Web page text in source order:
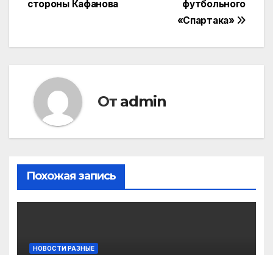
футбольного
«Спартака»
стороны Кафанова
От admin
Похожая запись
НОВОСТИ РАЗНЫЕ